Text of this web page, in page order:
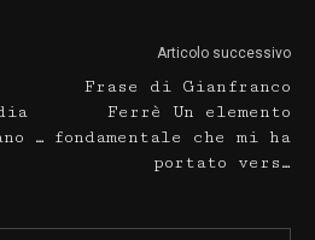
…
Articolo successivo
Frase di Gianfranco
Ferrè Un elemento
fondamentale che mi ha
portato vers…